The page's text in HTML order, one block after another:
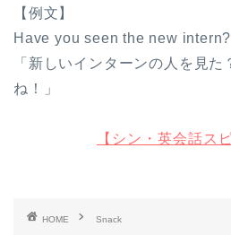
【例文】
Have you seen the new
「新しいインターンの人を見た
ね！」
【シン・英会話ス
HOME Snack